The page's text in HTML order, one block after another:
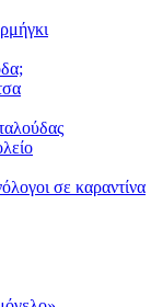
σε καραντίνα